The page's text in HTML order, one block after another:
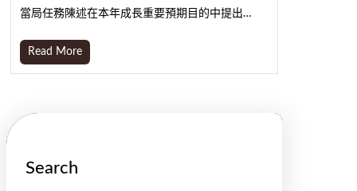
當局任務陳述在本年成長重要預期目的中提出…
Read More
Search